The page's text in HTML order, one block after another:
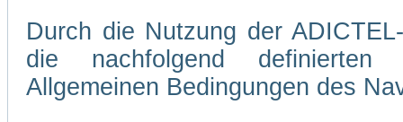
Durch die Nutzung der
die nachfolgend definierten
Allgemeinen Bedingungen des